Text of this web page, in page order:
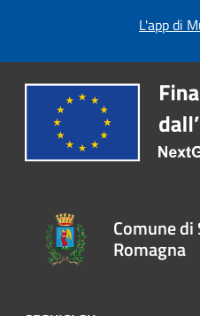
L'app di
Comune
Romagna